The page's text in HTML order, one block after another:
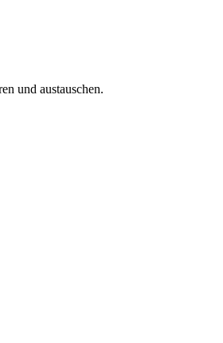
und austauschen.